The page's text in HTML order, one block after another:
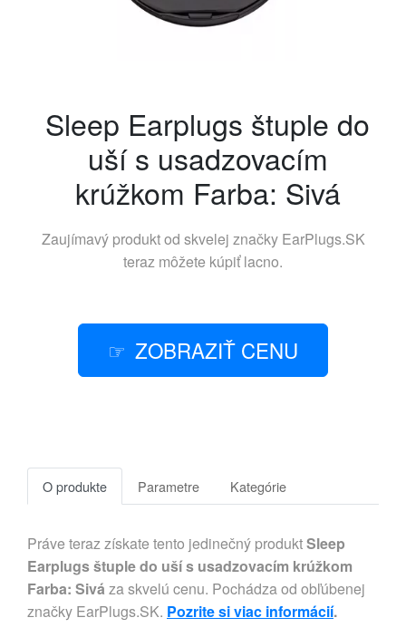
Sleep Earplugs štuple do
uší s usadzovacím
krúžkom Farba: Sivá
Zaujímavý produkt od skvelej značky EarPlugs.SK
teraz môžete kúpiť lacno.
ZOBRAZIŤ CENU
O produkte Parametre Kategórie
Práve teraz získate tento jedinečný produktSleep
Earplugs štuple do uší s usadzovacím krúžkom
Farba: Sivá za skvelú cenu. Pochádza od obľúbenej
značky EarPlugs.SK. Pozrite si viac informácií.